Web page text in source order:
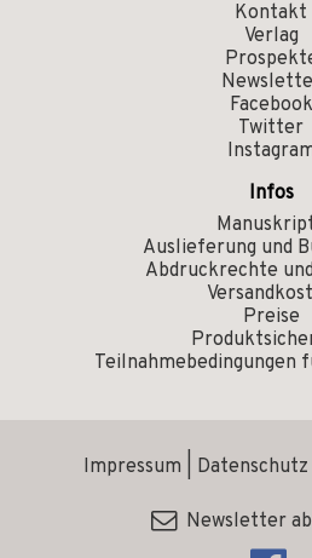
Kontakt
Verlag
Facebook
Twitter
Infos
Auslieferung und
Abdruckrechte
Preise
Teilnahmebedingungen
Impressum Datenschutz
Newsletter